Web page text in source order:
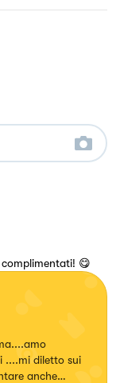
😋
....mi diletto sui